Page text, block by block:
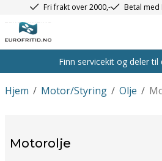
Fri frakt over 2000,- Betal med
Finn servicekit og deler
/
Hjem /
Motor/Styring /
Olje
Motorolje